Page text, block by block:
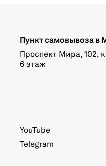
Пункт самовывоза в
Проспект Мира, 102,
6 этаж
YouTube
Telegram